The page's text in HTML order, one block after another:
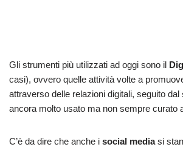
Gli strumenti più utilizzati ad oggi sono il
casi), ovvero quelle attività volte a
attraverso delle relazioni digitali, seguito dal
ancora molto usato ma non sempre curato
C’è da dire che anche i social mediasi